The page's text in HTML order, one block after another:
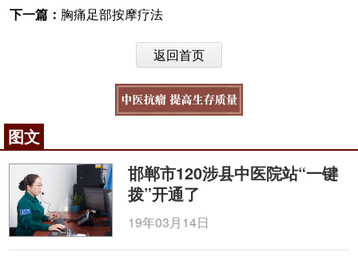
下一篇： 胸痛足部按摩疗法
返回首页
图文
邯郸市120涉县中医院站“一键
拨”开通了
19年03月14日